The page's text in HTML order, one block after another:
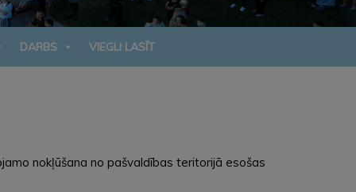
DARBS VIEGLI LASĪT
nokļūšana no pašvaldības teritorijā esošas